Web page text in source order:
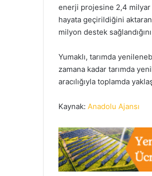
enerji projesine 2,4 milyar
hayata geçirildiğini
milyon destek
Yumaklı, tarımda
zamana kadar tarımda
aracılığıyla toplamda
Kaynak: Anadolu Ajansı